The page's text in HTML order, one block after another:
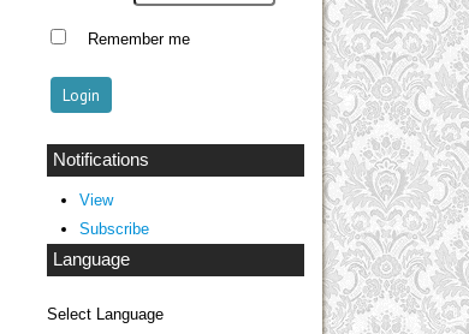
Remember me
Notifications
View
Subscribe
Language
Select Language